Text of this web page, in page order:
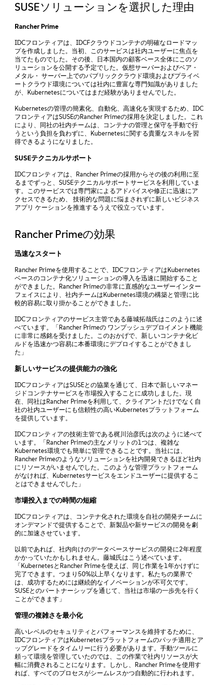
SUSEソリューションを選択した理由
Rancher Prime
IDCフロンティアは、IDCFクラウドコンテナの明確なロードマッ
プを作成しました。当初、このサービスは社内ユーザーに焦点を
当てたものでした。その後、日本国内の顧客ベース全体にこのソ
リューションを公開する予定でした。仮想サーバーおよびベア・
メタル・ サーバー上でのパブリッククラウド環境およびプライベ
ートクラウド環境については社内に豊富な専門知識がありました
が、Kubernetesについてはまだ経験がありませんでした。
Kubernetesの管理の簡素化、自動化、高速化を実現するため、IDC
フロンティアはSUSEのRancher Primeの採用を決定しました。これ
により、同社の社内チームは、コンテナの管理と保守を手動で行
うという負担を負わずに、Kubernetesに関する貴重なスキルを習
得できるようになりました。
SUSEテクニカルサポート
IDCフロンティアは、Rancher Primeの採用からその後の利用に至
るまでずっと、SUSEテクニカルサポートサービスを利用していま
す。このサービスでは専門家によるアドバイスや修正に迅速にア
クセスできるため、 技術的な問題に悩まされずに新しいビジネス
アプリ ケーションを推進するうえで役立っています。
Rancher Primeの効果
迅速なスタート
Rancher Primeを使用することで、IDCフロンティアはKubernetes
ベースのコンテナ化ソリューションの導入を迅速に開始すること
ができました。Rancher Primeの非常に直感的なユーザーインター
フェイスにより、社内チームはKubernetes環境の構築と管理に比
較的容易に取り掛かることができました。
IDCフロンティアのサービス主管である藤城拓哉氏はこのように述
べています。「Rancher Primeの ワンプッシュデプロイメント機能
に非常に感銘を受けました。このおかげで、新しいコンテナ化ビ
ルドを迅速かつ容易に本番環境にデプロイすることができまし
た」
新しいサービスの提供能力の強化
IDCフロンティアはSUSEとの協業を通じて、日本で新しいマネー
ジドコンテナサービスを市場投入することに成功しました。現
在、同社はRancher Primeを利用して、クライアントだけでなく自
社の社内ユーザーにも信頼性の高いKubernetesプラットフォーム
を提供しています。
IDCフロンティアの技術主管である梶川治彦氏は次のように述べて
います。「Rancher Primeの主なメリットの1つは、複雑な
Kubernetes環境でも簡単に管理できることです。当社には、
Rancher Primeのようなソリューションを社内開発できるほど社内
にリソースがいませんでした。このような管理プラットフォーム
がなければ、Kubernetesサービスをエンドユーザーに提供するこ
とはできませんでした」
市場投入までの時間の短縮
IDCフロンティアは、コンテナ化された環境を自社の開発チームに
オンデマンドで提供することで、新製品や新サービスの開発を劇
的に加速させています。
以前であれば、社内向けのデータベースサービスの開発に2年程度
かかっていたかもしれません。藤城氏はこう述べています。
「KubernetesとRancher Primeを使えば、同じ作業を1年かけずに
完了できます。つまり50%以上早くなります。私たちの業界で
は、成功するためには継続的なイノベーションが不可欠です。
SUSEとのパートナーシップを通じて、当社は市場の一歩先を行く
ことができます」
管理の複雑さを最小化
高いレベルのセキュリティとパフォーマンスを維持するために、
IDCフロンティアはKubernetesプラットフォームのパッチ適用とア
ップグレードをタイムリーに行う必要があります。手動ツールに
頼って環境を管理していたのでは、この作業で社内リソースが大
幅に消費されることになります。しかし、Rancher Primeを使用す
れば、すべてのプロセスがシームレスかつ自動的に行われます。